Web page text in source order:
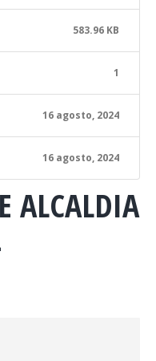
583.96 KB
1
16 agosto, 2024
16 agosto, 2024
ALCALDIA